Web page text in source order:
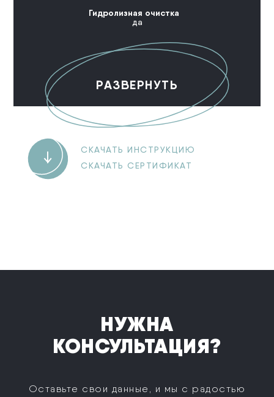
Гидролизная очистка
да
РАЗВЕРНУТЬ
СКАЧАТЬ ИНСТРУКЦИЮ
СКАЧАТЬ СЕРТИФИКАТ
НУЖНА
КОНСУЛЬТАЦИЯ?
Оставьте свои данные, и мы с радостью